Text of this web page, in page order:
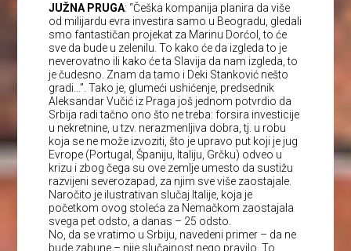
JUŽNA PRUGA: “Češka kompanija planira da više
od milijardu evra investira samo u Beogradu, gledali
smo fantastičan projekat za Marinu Dorćol, to će
sve da bude u zelenilu. To kako će da izgleda to je
neverovatno ili kako će ta Slavija da nam izgleda, to
je čudesno. Znam da tamo i Deki Stanković nešto
gradi…”. Tako je, glumeći ushićenje, predsednik
Aleksandar Vučić iz Praga još jednom potvrdio da
Srbija radi tačno ono što ne treba: forsira investicije
u nekretnine, u tzv. nerazmenljiva dobra, tj. u robu
koja se ne može izvoziti, što je upravo put koji je jug
Evrope (Portugal, Španiju, Italiju, Grčku) odveo u
krizu i zbog čega su ove zemlje umesto da sustižu
razvijeni severozapad, za njim sve više zaostajale.
Naročito je ilustrativan slučaj Italije, koja je
početkom ovog stoleća za Nemačkom zaostajala
svega pet odsto, a danas – 25 odsto.
No, da se vratimo u Srbiju, navedeni primer – da ne
bude zabune – nije slučajnost nego pravilo. To